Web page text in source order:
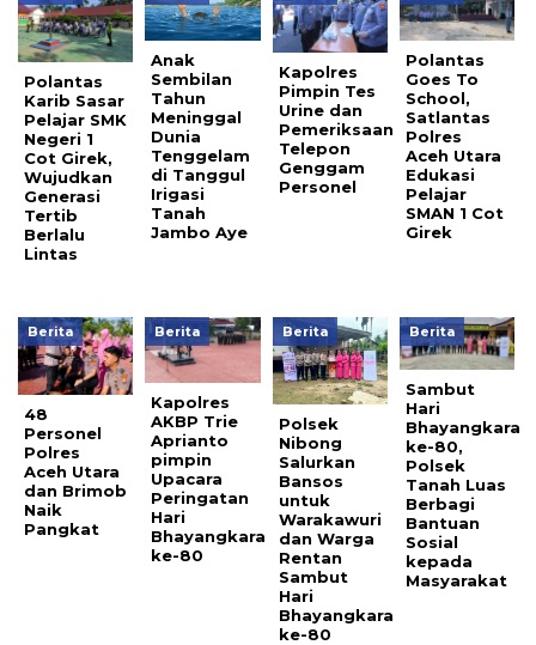
Polantas
Karib Sasar
Pelajar SMK
Negeri 1
Cot Girek,
Wujudkan
Generasi
Tertib
Berlalu
Lintas
Anak
Sembilan
Tahun
Meninggal
Dunia
Tenggelam
di Tanggul
Irigasi
Tanah
Jambo Aye
Kapolres
Pimpin Tes
Urine dan
Pemeriksaan
Telepon
Genggam
Personel
Polantas
Goes To
School,
Satlantas
Polres
Aceh Utara
Edukasi
Pelajar
SMAN 1 Cot
Girek
Berita
48
Personel
Polres
Aceh Utara
dan Brimob
Naik
Pangkat
Berita
Kapolres
AKBP Trie
Aprianto
pimpin
Upacara
Peringatan
Hari
Bhayangkara
ke-80
Berita
Polsek
Nibong
Salurkan
Bansos
untuk
Warakawuri
dan Warga
Rentan
Sambut
Hari
Bhayangkara
ke-80
Berita
Sambut
Hari
Bhayangkara
ke-80,
Polsek
Tanah Luas
Berbagi
Bantuan
Sosial
kepada
Masyarakat